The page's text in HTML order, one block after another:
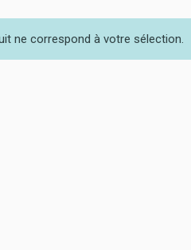
ne correspond à votre sélection.